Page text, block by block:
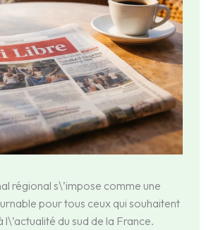
régional s\’impose comme une
pour tous ceux qui souhaitent
du sud de la France.